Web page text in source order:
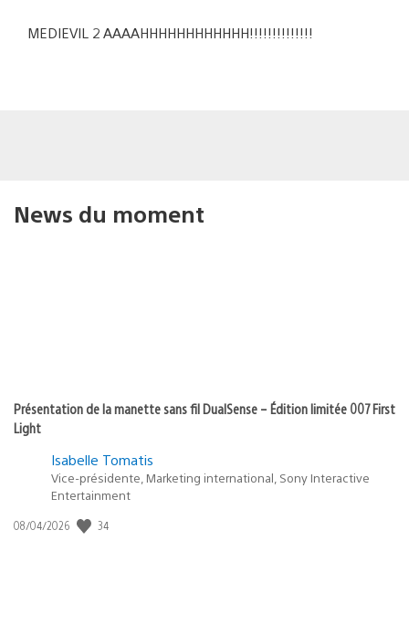
MEDIEVIL 2 AAAAHHHHHHHHHHHH!!!!!!!!!!!!!!
News du moment
Présentation de la manette sans fil DualSense – Édition limitée 007 First
Light
Isabelle Tomatis
Vice-présidente, Marketing international, Sony Interactive
Entertainment
Date
08/04/2026 34